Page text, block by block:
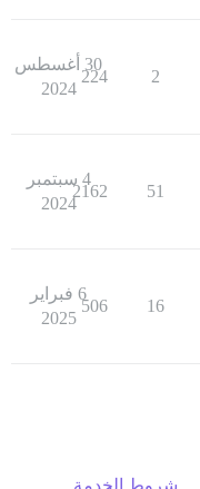
2
224
30 أغسطس
2024
51
2162
4 سبتمبر
2024
16
506
6 فبراير
2025
شروط الخدمة